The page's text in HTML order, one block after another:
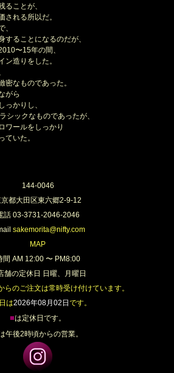
ことが、
れる所以だ。
、
ることになるのだが、
〜15年の間、
造りをした。
なものであった。
がら
かりし、
ックなものであったが、
ワールをしっかり
いた。
144-0046
都大田区東六郷2-9-12
話 03-3731-2046-2046
sakemorita@nifty.com
MAP
間 AM 12:00 〜 PM8:00
舗の定休日 日曜、月曜日
らのご注文は常時受け付けています。
は2026年08月02日 です。
■は定休日です。
午後2時頃からの営業。